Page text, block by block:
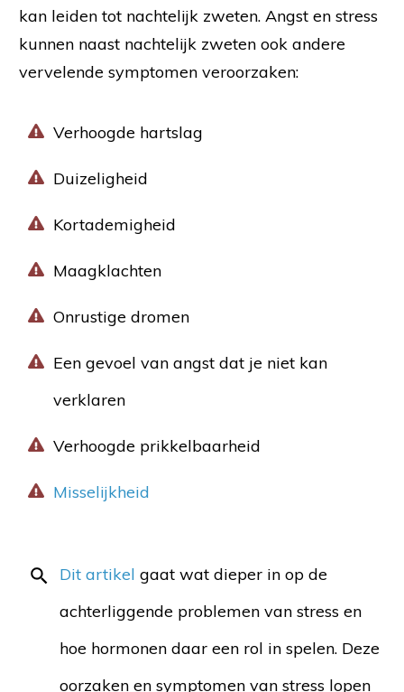
kan leiden tot nachtelijk zweten. Angst en stress
kunnen naast nachtelijk zweten ook andere
vervelende symptomen veroorzaken:
Verhoogde hartslag
Duizeligheid
Kortademigheid
Maagklachten
Onrustige dromen
Een gevoel van angst dat je niet kan
verklaren
Verhoogde prikkelbaarheid
Misselijkheid
Dit artikel gaat wat dieper in op de
achterliggende problemen van stress en
hoe hormonen daar een rol in spelen. Deze
oorzaken en symptomen van stress lopen